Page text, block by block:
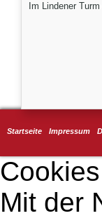
Im Lindener
Startseite Impressum
Mit der